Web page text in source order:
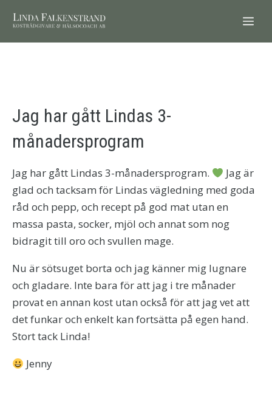
innehåll
Jag har gått Lindas 3-
månadersprogram
Jag har gått Lindas 3-månadersprogram.
Jag är
glad och tacksam för Lindas vägledning med goda
råd och pepp, och recept på god mat utan en
massa pasta, socker, mjöl och annat som nog
bidragit till oro och svullen mage.
Nu är sötsuget borta och jag känner mig lugnare
och gladare. Inte bara för att jag i tre månader
provat en annan kost utan också för att jag vet att
det funkar och enkelt kan fortsätta på egen hand.
Stort tack Linda!
Jenny